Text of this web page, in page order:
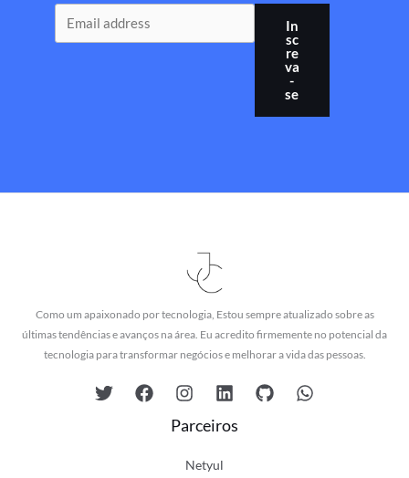
In
sc
re
va
-
se
Como um apaixonado por tecnologia, Estou sempre atualizado sobre as
últimas tendências e avanços na área. Eu acredito firmemente no potencial da
tecnologia para transformar negócios e melhorar a vida das pessoas.
Parceiros
Netyul